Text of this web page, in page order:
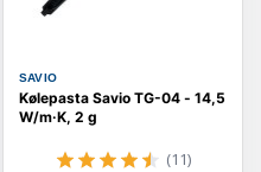
SAVIO
Kølepasta Savio TG-04 - 14,5
W/m·K, 2 g
(11)